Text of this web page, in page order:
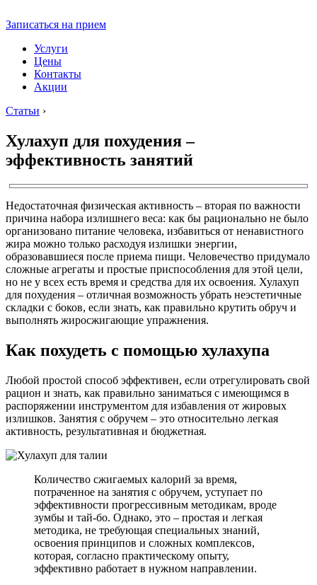
Записаться на прием
Услуги
Цены
Контакты
Акции
Статьи ›
Хулахуп для похудения –
эффективность занятий
Недостаточная физическая активность – вторая по важности
причина набора излишнего веса: как бы рационально не было
организовано питание человека, избавиться от ненавистного
жира можно только расходуя излишки энергии,
образовавшиеся после приема пищи. Человечество придумало
сложные агрегаты и простые приспособления для этой цели,
но не у всех есть время и средства для их освоения. Хулахуп
для похудения – отличная возможность убрать неэстетичные
складки с боков, если знать, как правильно крутить обруч и
выполнять жиросжигающие упражнения.
Как похудеть с помощью хулахупа
Любой простой способ эффективен, если отрегулировать свой
рацион и знать, как правильно заниматься с имеющимся в
распоряжении инструментом для избавления от жировых
излишков. Занятия с обручем – это относительно легкая
активность, результативная и бюджетная.
Количество сжигаемых калорий за время,
потраченное на занятия с обручем, уступает по
эффективности прогрессивным методикам, вроде
зумбы и тай-бо. Однако, это – простая и легкая
методика, не требующая специальных знаний,
освоения принципов и сложных комплексов,
которая, согласно практическому опыту,
эффективно работает в нужном направлении.